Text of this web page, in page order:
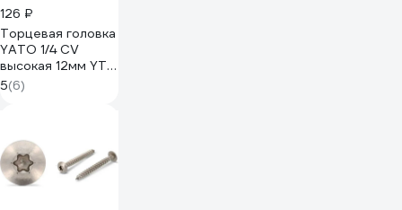
126 ₽
Торцевая головка
YATO 1/4 CV
высокая 12мм YT-
1423 37121423 228
5(6)